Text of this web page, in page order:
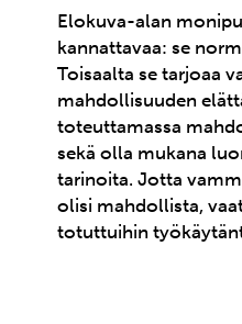
Elokuva-alan
kannattavaa: se
Toisaalta se tarjoaa
mahdollisuuden
toteuttamassa
sekä olla mukana
tarinoita. Jotta
olisi mahdollista,
totuttuihin